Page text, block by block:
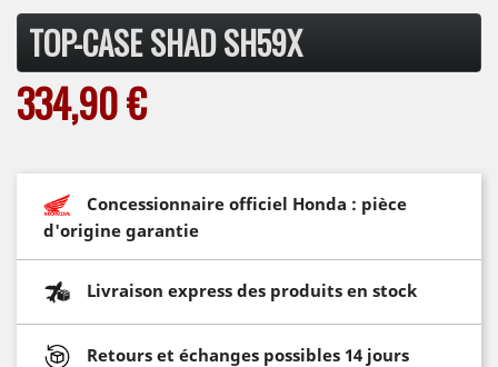
TOP-CASE SHAD SH59X
334,90 €
Concessionnaire officiel Honda : pièce
d'origine garantie
Livraison express des produits en stock
Retours et échanges possibles 14 jours